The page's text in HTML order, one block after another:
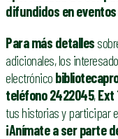
difundidos en
Para más detalles
adicionales, los
electrónico
teléfono 2422045,Ext
tus historias y participar
¡Anímate a ser parte